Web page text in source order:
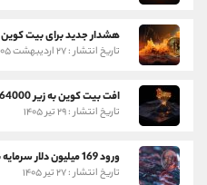
هشدار جدید برای بیت کوین
تاریخ انتشار : ۲۷ اردیبهشت ۱۴۰۵
افت بیت کوین به زیر 64000 دلار
تاریخ انتشار : ۲۹ تیر ۱۴۰۵
ورود 169 میلیون دلار سرمایه به ETF های بیت کوین و اتریوم
تاریخ انتشار : ۲۷ تیر ۱۴۰۵